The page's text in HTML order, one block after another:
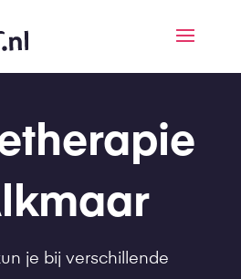
je bij verschillende